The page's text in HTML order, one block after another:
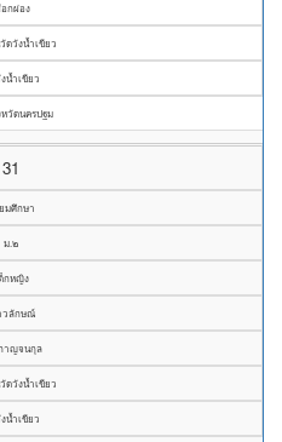
อกผ่อง
ดวังน้ำเขียว
น้ำเขียว
วัดนครปฐม
31
มศึกษา
ม.๒
กหญิง
วลักษณ์
าญจนกุล
ดวังน้ำเขียว
น้ำเขียว